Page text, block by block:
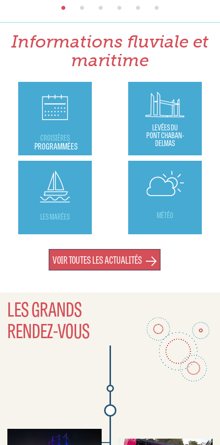
Informations fluviale et
maritime
CROISIÈRES
PROGRAMMÉES
LEVÉES DU
PONT CHABAN-
DELMAS
LES MARÉES MÉTÉO
VOIR TOUTES LES ACTUALITÉS
LES GRANDS
RENDEZ-VOUS